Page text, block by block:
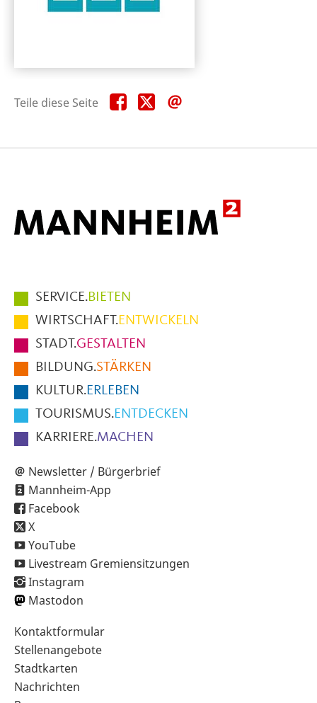
Teile diese Seite Teile
diese
Teile
diese
Hauptmenüpunkte
im
Fußbereich
der
Seite
SERVICE.BIETEN
WIRTSCHAFT.ENTWICKELN
STADT.GESTALTEN
BILDUNG.STÄRKEN
KULTUR.ERLEBEN
TOURISMUS.ENTDECKEN
KARRIERE.MACHEN
Newsletter / Bürgerbrief
Mannheim-App
Facebook
X
YouTube
Livestream Gremiensitzungen
Instagram
Mastodon
Sekundärnavigation
im
Fußbereich
Kontaktformular
Stellenangebote
Stadtkarten
Nachrichten